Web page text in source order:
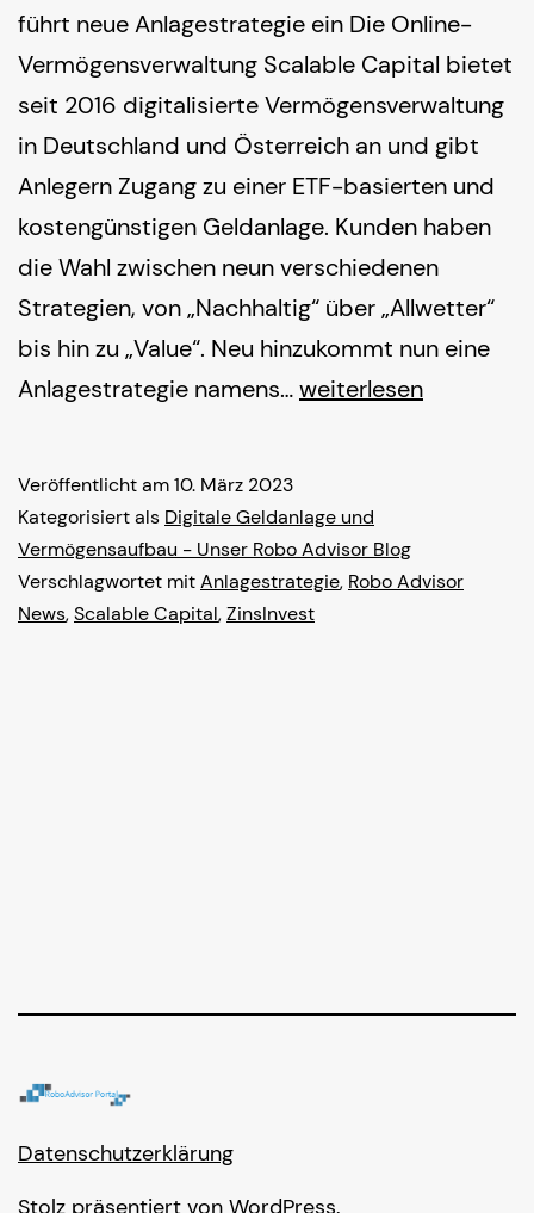
führt neue Anlagestrategie ein Die Online-
Vermögensverwaltung Scalable Capital bietet
seit 2016 digitalisierte Vermögensverwaltung
in Deutschland und Österreich an und gibt
Anlegern Zugang zu einer ETF-basierten und
kostengünstigen Geldanlage. Kunden haben
die Wahl zwischen neun verschiedenen
Strategien, von „Nachhaltig“ über „Allwetter“
bis hin zu „Value“. Neu hinzukommt nun eine
Anlagestrategie namens…ZinsInvest
Anlagestrategie
bei
Scalable
Capital
weiterlesen
Veröffentlicht am10. März 2023
Kategorisiert als Digitale Geldanlage und
Vermögensaufbau - Unser Robo Advisor Blog
Verschlagwortet mitAnlagestrategie, Robo Advisor
News,Scalable Capital,ZinsInvest
Datenschutzerklärung
Stolz präsentiert von WordPress.